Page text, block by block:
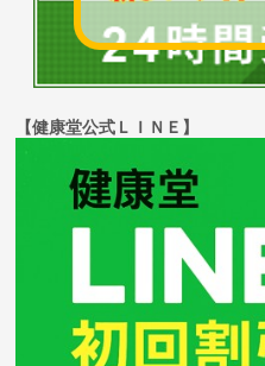
【健康堂公式ＬＩＮＥ】